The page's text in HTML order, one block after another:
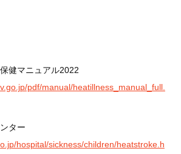
健マニュアル2022
pdf/manual/heatillness_manual_full.
ター
hospital/sickness/children/heatstroke.h